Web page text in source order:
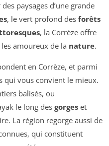
paysages d’une grande
, le vert profond des forêts
, la Corrèze offre
amoureux de la nature.
en Corrèze, et parmi
qui vous convient le mieux.
balisés, ou
le long des gorges et
La région regorge aussi de
qui constituent